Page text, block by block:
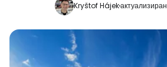
Kryštof Hájek